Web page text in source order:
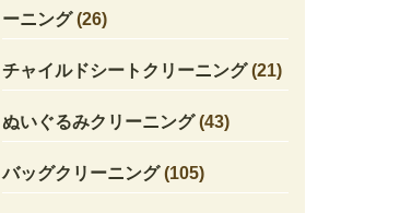
ーニング(26)
チャイルドシートクリーニング(21)
ぬいぐるみクリーニング(43)
バッグクリーニング(105)